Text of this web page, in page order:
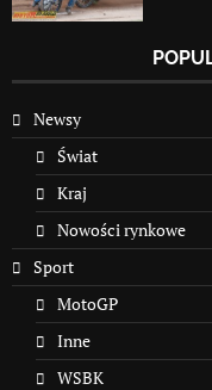
Newsy
Świat
Kraj
Nowości rynkowe
Sport
MotoGP
Inne
WSBK